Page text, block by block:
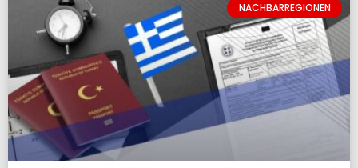
NACHBARREGIONEN